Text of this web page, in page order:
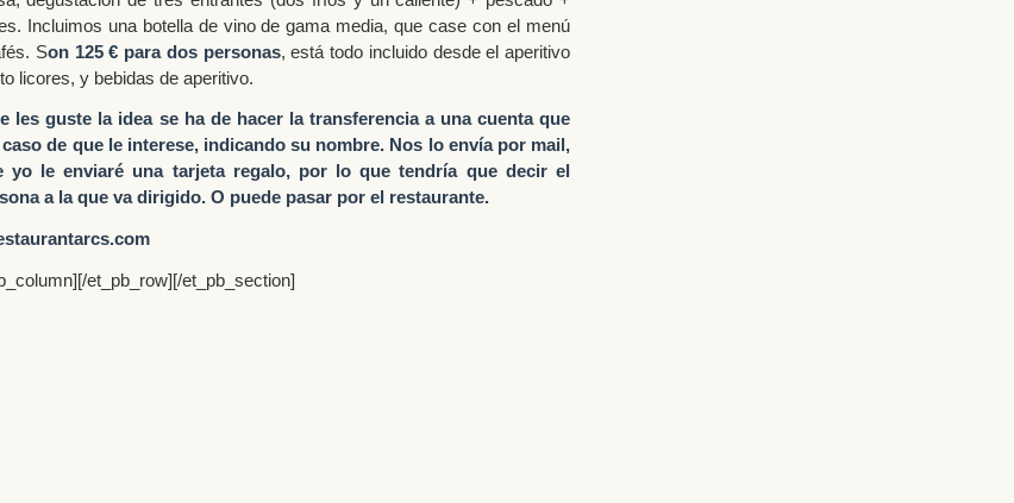
Incluimos una botella de vino de gama media, que case con el menú
Son 125 € para dos personas, está todo incluido desde el aperitivo
licores, y bebidas de aperitivo.
les guste la idea se ha de hacer la transferencia a una cuenta que
de que le interese, indicando su nombre. Nos lo envía por mail,
yo le enviaré una tarjeta regalo, por lo que tendría que decir el
a la que va dirigido. O puede pasar por el restaurante.
et_pb_row][/et_pb_section]